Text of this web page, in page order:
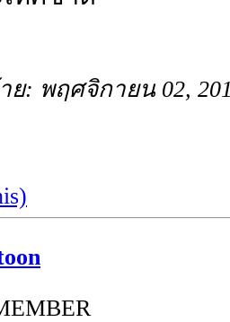
: พฤศจิกายน 02,